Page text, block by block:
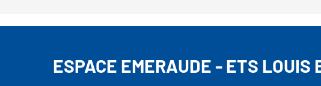
ESPACE EMERAUDE - ETS LOUIS